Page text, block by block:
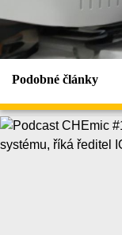
Podobné články